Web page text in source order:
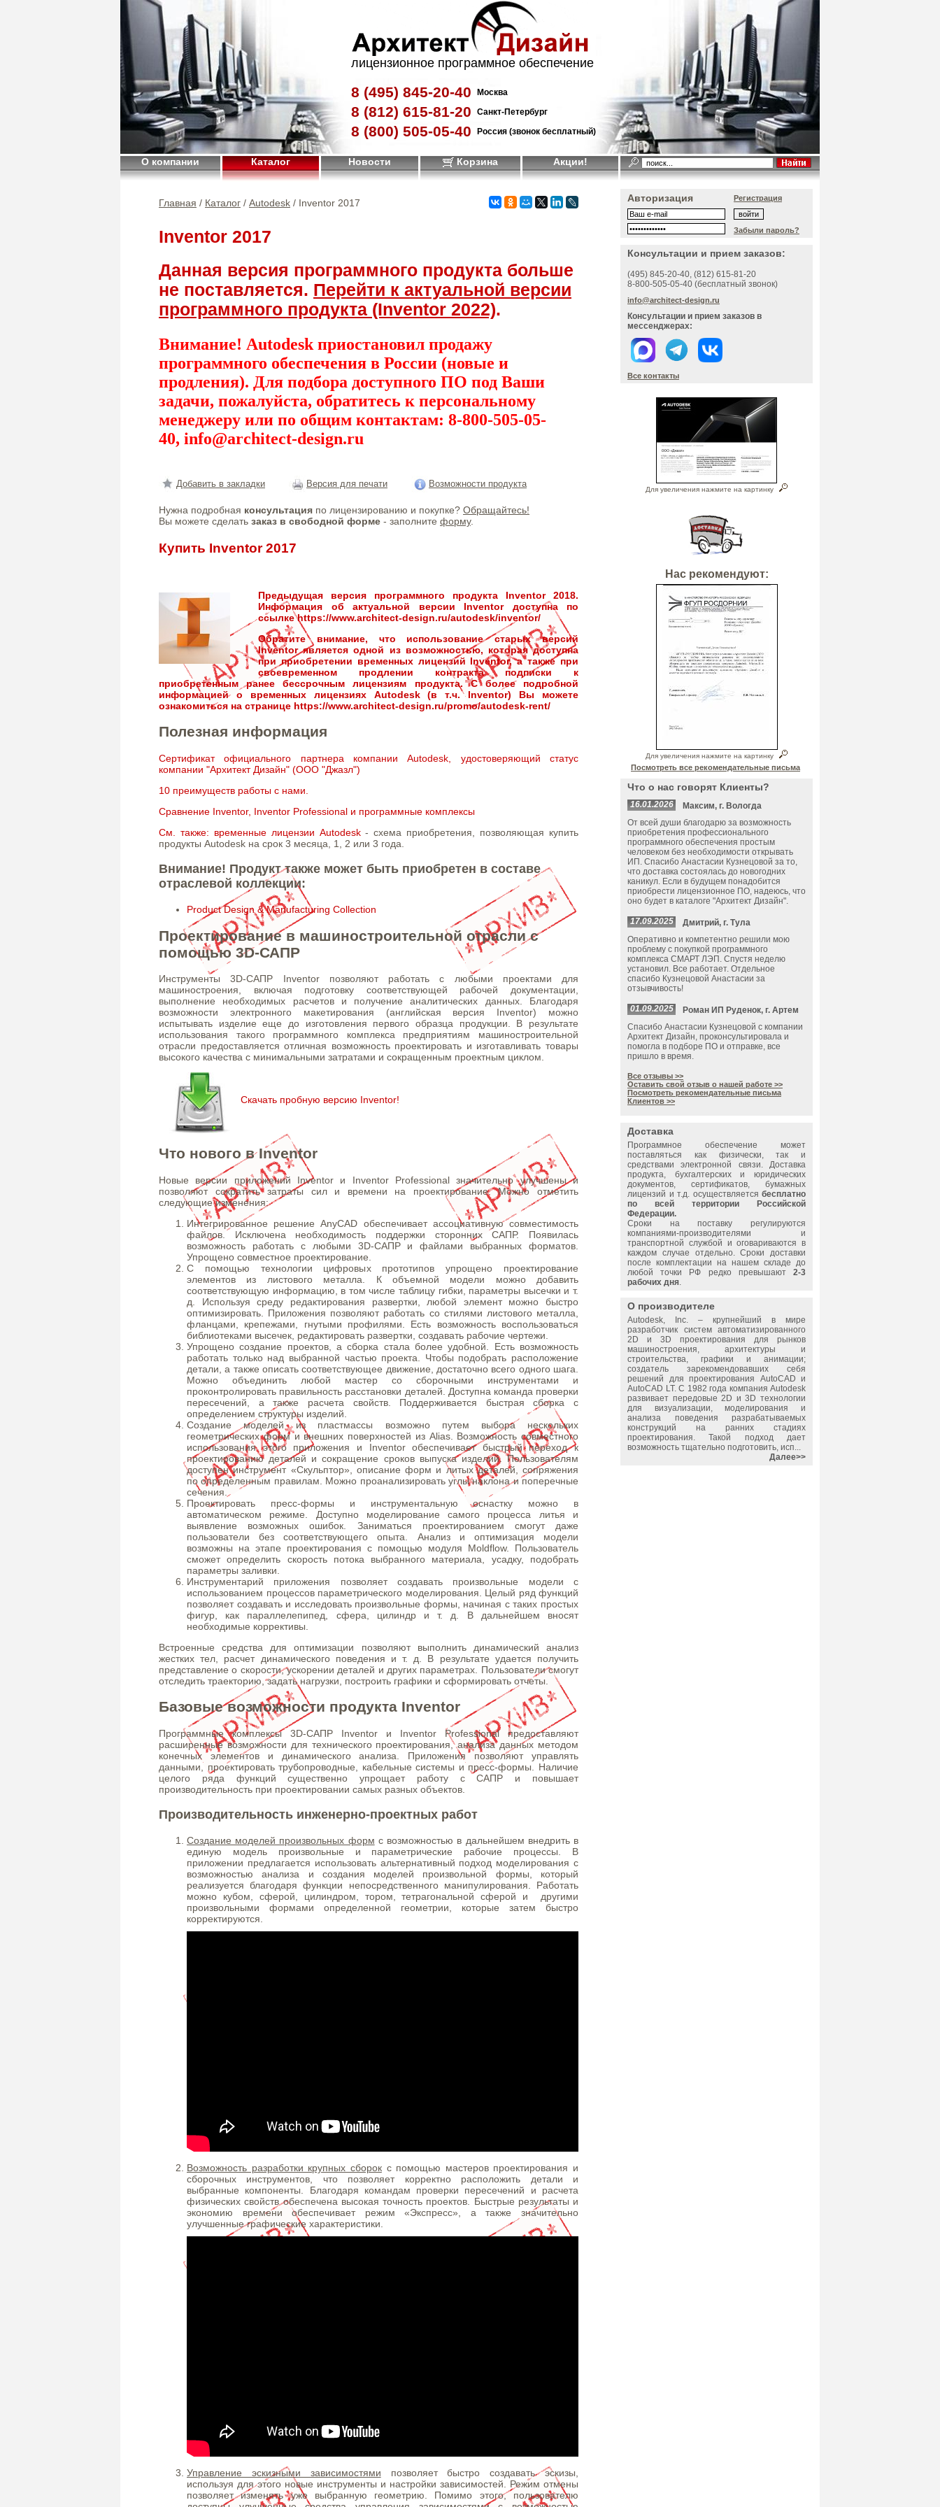
лицензионное программное обеспечение
8 (495) 845-20-40 Москва
8 (812) 615-81-20 Санкт-Петербург
8 (800) 505-05-40 Россия (звонок бесплатный)
О компании Каталог Новости Корзина Акции!
Главная / Каталог / Autodesk / Inventor 2017
Inventor 2017
Данная версия программного продукта больше
не поставляется. Перейти к актуальной версии
программного продукта (Inventor 2022).
Внимание! Autodesk приостановил продажу
программного обеспечения в России (новые и
продления). Для подбора доступного ПО под Ваши
задачи, пожалуйста, обратитесь к персональному
менеджеру или по общим контактам: 8-800-505-05-
40, info@architect-design.ru
Добавить в закладки Версия для печати Возможности продукта
Нужна подробная консультация по лицензированию и покупке? Обращайтесь!
Вы можете сделать заказ в свободной форме - заполните форму.
Купить Inventor 2017
Предыдущая версия программного продукта Inventor 2018.
Информация об актуальной версии Inventor доступна по
ссылкеhttps://www.architect-design.ru/autodesk/inventor/
Обратите внимание, что использование старых версий
Inventor является одной из возможностью, которая доступна
при приобретении временных лицензий Inventor, а также при
своевременном продлении контракта подписки к
приобретенным ранее бессрочным лицензиям продукта. С более подробной
информацией о временных лицензиях Autodesk (в т.ч. Inventor) Вы можете
ознакомиться на странице https://www.architect-design.ru/promo/autodesk-rent/
Полезная информация
Сертификат официального партнера компании Autodesk, удостоверяющий статус
компании "Архитект Дизайн" (ООО "Джазл")
10 преимуществ работы с нами.
Сравнение Inventor, Inventor Professional и программные комплексы
См. также: временные лицензии Autodesk- схема приобретения, позволяющая купить
продукты Autodesk на срок 3 месяца, 1, 2 или 3 года.
Внимание! Продукт также может быть приобретен в составе
отраслевой коллекции:
Product Design & Manufacturing Collection
Проектирование в машиностроительной отрасли с
помощью 3D-САПР
Инструменты 3D-САПР Inventor позволяют работать с любыми проектами для
машиностроения, включая подготовку соответствующей рабочей документации,
выполнение необходимых расчетов и получение аналитических данных. Благодаря
возможности электронного макетирования (aнглийская версия Inventor) можно
испытывать изделие еще до изготовления первого образца продукции. В результате
использования такого программного комплекса предприятиям машиностроительной
отрасли предоставляется отличная возможность проектировать и изготавливать товары
высокого качества с минимальными затратами и сокращенным проектным циклом.
Скачать пробную версию Inventor!
Что нового в Inventor
Новые версии приложений Inventor и Inventor Professional значительно улучшены и
позволяют сократить затраты сил и времени на проектирование. Можно отметить
следующие изменения:
Интегрированное решение AnyCAD обеспечивает ассоциативную совместимость
файлов. Исключена необходимость поддержки сторонних САПР. Появилась
возможность работать с любыми 3D-САПР и файлами выбранных форматов.
Упрощено совместное проектирование.
С помощью технологии цифровых прототипов упрощено проектирование
элементов из листового металла. К объемной модели можно добавить
соответствующую информацию, в том числе таблицу гибки, параметры высечки и т.
д. Используя среду редактирования развертки, любой элемент можно быстро
оптимизировать. Приложения позволяют работать со стилями листового металла,
фланцами, крепежами, гнутыми профилями. Есть возможность воспользоваться
библиотеками высечек, редактировать развертки, создавать рабочие чертежи.
Упрощено создание проектов, а сборка стала более удобной. Есть возможность
работать только над выбранной частью проекта. Чтобы подобрать расположение
детали, а также описать соответствующее движение, достаточно всего одного шага.
Можно объединить любой мастер со сборочными инструментами и
проконтролировать правильность расстановки деталей. Доступна команда проверки
пересечений, а также расчета свойств. Поддерживается быстрая сборка с
определением структуры изделий.
Создание моделей из пластмассы возможно путем выбора нескольких
геометрических форм и внешних поверхностей из Alias. Возможность совместного
использования этого приложения и Inventor обеспечивает быстрый переход к
проектированию деталей и сокращение сроков выпуска изделий. Пользователям
доступен инструмент «Скульптор», описание форм и литых деталей, сопряжения
по определенным правилам. Можно проанализировать углы наклона и поперечные
сечения.
Проектировать пресс-формы и инструментальную оснастку можно в
автоматическом режиме. Доступно моделирование самого процесса литья и
выявление возможных ошибок. Заниматься проектированием смогут даже
пользователи без соответствующего опыта. Анализ и оптимизация модели
возможны на этапе проектирования с помощью модуля Moldflow. Пользователь
сможет определить скорость потока выбранного материала, усадку, подобрать
параметры заливки.
Инструментарий приложения позволяет создавать произвольные модели с
использованием процессов параметрического моделирования. Целый ряд функций
позволяет создавать и исследовать произвольные формы, начиная с таких простых
фигур, как параллелепипед, сфера, цилиндр и т. д. В дальнейшем вносят
необходимые коррективы.
Встроенные средства для оптимизации позволяют выполнить динамический анализ
жестких тел, расчет динамического поведения и т. д. В результате удается получить
представление о скорости, ускорении деталей и других параметрах. Пользователи смогут
отследить траекторию, задать нагрузки, построить графики и сформировать отчеты.
Базовые возможности продукта Inventor
Программные комплексы 3D-САПР Inventor и Inventor Professional предоставляют
расширенные возможности для технического проектирования, анализа данных методом
конечных элементов и динамического анализа. Приложения позволяют управлять
данными, проектировать трубопроводные, кабельные системы и пресс-формы. Наличие
целого ряда функций существенно упрощает работу с САПР и повышает
производительность при проектировании самых разных объектов.
Производительность инженерно-проектных работ
Создание моделей произвольных форм с возможностью в дальнейшем внедрить в
единую модель произвольные и параметрические рабочие процессы. В
приложении предлагается использовать альтернативный подход моделирования с
возможностью анализа и создания моделей произвольной формы, который
реализуется благодаря функции непосредственного манипулирования. Работать
можно кубом, сферой, цилиндром, тором, тетрагональной сферой и другими
произвольными формами определенной геометрии, которые затем быстро
корректируются.
Возможность разработки крупных сборокс помощью мастеров проектирования и
сборочных инструментов, что позволяет корректно расположить детали и
выбранные компоненты. Благодаря командам проверки пересечений и расчета
физических свойств обеспечена высокая точность проектов. Быстрые результаты и
экономию времени обеспечивает режим «Экспресс», а также значительно
улучшенные графические характеристики.
Управление эскизными зависимостями позволяет быстро создавать эскизы,
используя для этого новые инструменты и настройки зависимостей. Режим отмены
позволяет изменять уже выбранную геометрию. Помимо этого, пользователю
Авторизация Регистрация
Забыли пароль?
Консультации и прием заказов:
(495) 845-20-40, (812) 615-81-20
8-800-505-05-40 (бесплатный звонок)
info@architect-design.ru
Консультации и прием заказов в
мессенджерах:
Все контакты
Для увеличения нажмите на картинку
Нас рекомендуют:
Для увеличения нажмите на картинку
Посмотреть все рекомендательные письма
Что о нас говорят Клиенты?
16.01.2026
Максим, г. Вологда
От всей души благодарю за возможность
приобретения профессионального
программного обеспечения простым
человеком без необходимости открывать
ИП. Спасибо Анастасии Кузнецовой за то,
что доставка состоялась до новогодних
каникул. Если в будущем понадобится
приобрести лицензионное ПО, надеюсь, что
оно будет в каталоге "Архитект Дизайн".
17.09.2025
Дмитрий, г. Тула
Оперативно и компетентно решили мою
проблему с покупкой программного
комплекса СМАРТ ЛЭП. Спустя неделю
установил. Все работает. Отдельное
спасибо Кузнецовой Анастасии за
отзывчивость!
01.09.2025
Роман ИП Руденок, г. Артем
Спасибо Анастасии Кузнецовой с компании
Архитект Дизайн, проконсультировала и
помогла в подборе ПО и отправке, все
пришло в время.
Все отзывы >>
Оставить свой отзыв о нашей работе >>
Посмотреть рекомендательные письма
Клиентов >>
Доставка
Программное обеспечение может
поставляться как физически, так и
средствами электронной связи. Доставка
продукта, бухгалтерских и юридических
документов, сертификатов, бумажных
лицензий и т.д. осуществляется бесплатно
по всей территории Российской
Федерации.
Сроки на поставку регулируются
компаниями-производителями и
транспортной службой и оговариваются в
каждом случае отдельно. Сроки доставки
после комплектации на нашем складе до
любой точки РФ редко превышают 2-3
рабочих дня.
О производителе
Autodesk, Inc. – крупнейший в мире
разработчик систем автоматизированного
2D и 3D проектирования для рынков
машиностроения, архитектуры и
строительства, графики и анимации;
создатель зарекомендовавших себя
решений для проектирования AutoCAD и
AutoCAD LT. С 1982 года компания Autodesk
развивает передовые 2D и 3D технологии
для визуализации, моделирования и
анализа поведения разрабатываемых
конструкций на ранних стадиях
проектирования. Такой подход дает
возможность тщательно подготовить, исп...
Далее>>